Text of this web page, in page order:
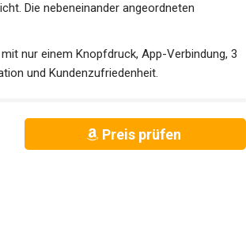
Die nebeneinander angeordneten
nur einem Knopfdruck, App-Verbindung, 3
und Kundenzufriedenheit.
Preis prüfen